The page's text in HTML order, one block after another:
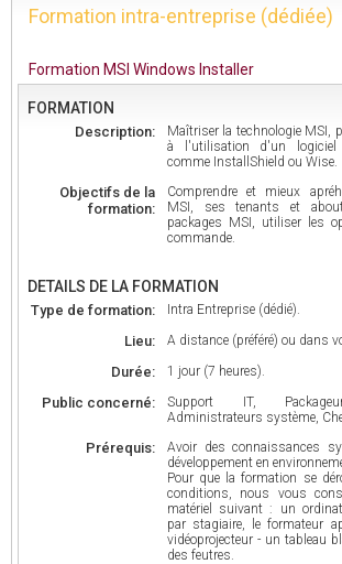
Formation intra-entreprise (dédiée)
Formation MSI Windows Installer
FORMATION
Description:
Maîtriser la technologie MSI,
à l'utilisation d'un logiciel
comme InstallShield ou Wise.
Objectifs de la
formation:
Comprendre et mieux
MSI, ses tenants et
packages MSI, utiliser les
commande.
DETAILS DE LA FORMATION
Type de formation: Intra Entreprise (dédié).
Lieu: A distance (préféré) ou dans
Durée: 1 jour (7 heures).
Public concerné:
Support IT,
Administrateurs système,
Prérequis:
Avoir des connaissances
développement en
Pour que la formation se
conditions, nous vous
matériel suivant : un
par stagiaire, le formateur
vidéoprojecteur - un tableau
des feutres.